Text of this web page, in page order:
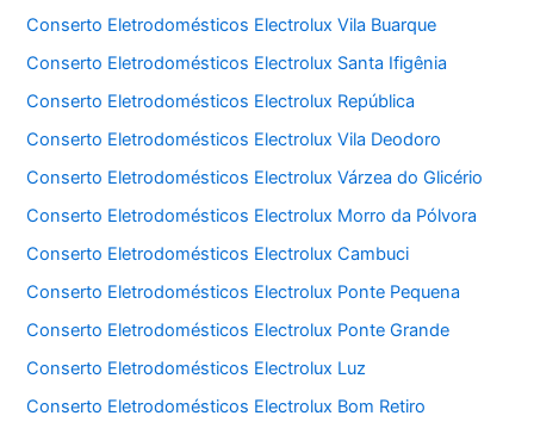
Conserto Eletrodomésticos Electrolux Vila Buarque
Conserto Eletrodomésticos Electrolux Santa Ifigênia
Conserto Eletrodomésticos Electrolux República
Conserto Eletrodomésticos Electrolux Vila Deodoro
Conserto Eletrodomésticos Electrolux Várzea do Glicério
Conserto Eletrodomésticos Electrolux Morro da Pólvora
Conserto Eletrodomésticos Electrolux Cambuci
Conserto Eletrodomésticos Electrolux Ponte Pequena
Conserto Eletrodomésticos Electrolux Ponte Grande
Conserto Eletrodomésticos Electrolux Luz
Conserto Eletrodomésticos Electrolux Bom Retiro